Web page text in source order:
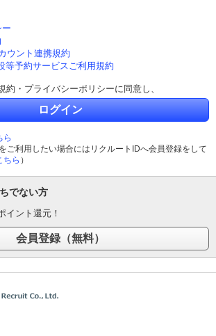
ウント連携規約
等予約サービスご利用規約
約・プライバシーポリシーに同意し、
ログイン
ら
ご利用したい場合にはリクルートIDへ会員登録をして
ちら ）
でない方
イント還元！